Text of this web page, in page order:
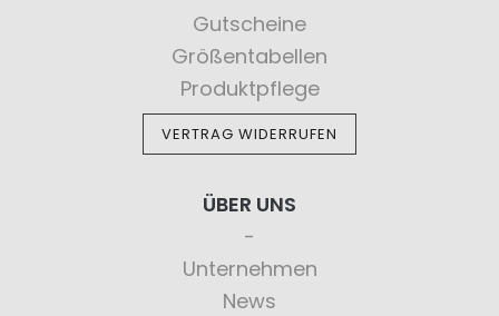
Gutscheine
Größentabellen
Produktpflege
VERTRAG WIDERRUFEN
ÜBER UNS
Unternehmen
News